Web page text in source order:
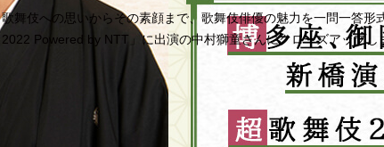
歌舞伎への思いからその素顔まで、歌舞伎俳優の魅力を一問一答形
2022 Powered by NTT」に出演の中村獅童さんにクローズアップし